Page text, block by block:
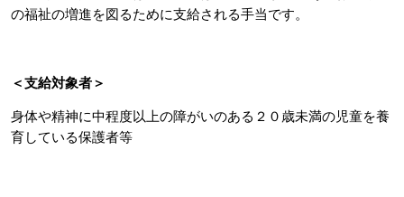
の福祉の増進を図るために支給される手当です。
＜支給対象者＞
身体や精神に中程度以上の障がいのある２０歳未満の児童を養
育している保護者等